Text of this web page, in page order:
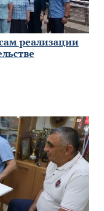
реализации